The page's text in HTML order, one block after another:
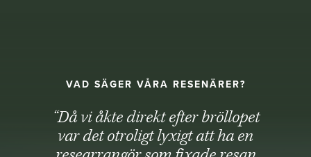
VAD SÄGER VÅRA RESENÄRER?
“Då vi åkte direkt efter bröllopet
var det otroligt lyxigt att ha en